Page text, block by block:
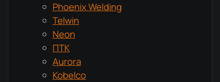
Phoenix Welding
Telwin
Neon
ПТК
Aurora
Kobelco